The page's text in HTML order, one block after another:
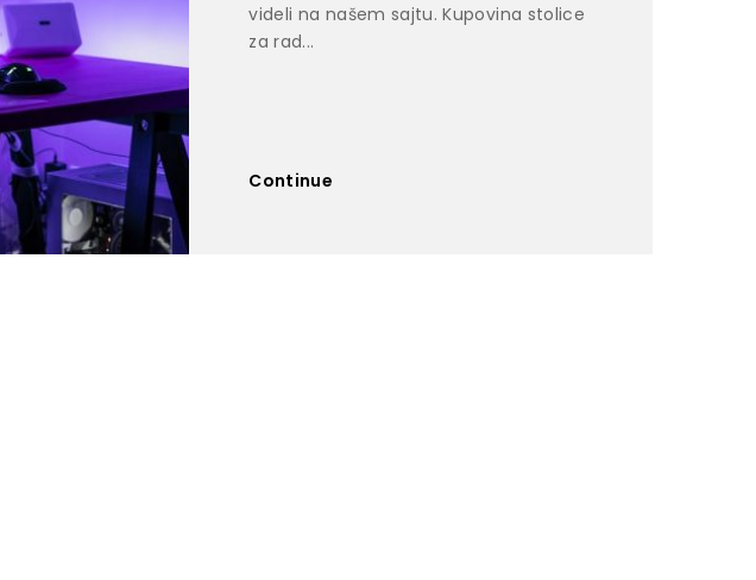
videli na našem sajtu. Kupovina stolice
za rad...
Continue